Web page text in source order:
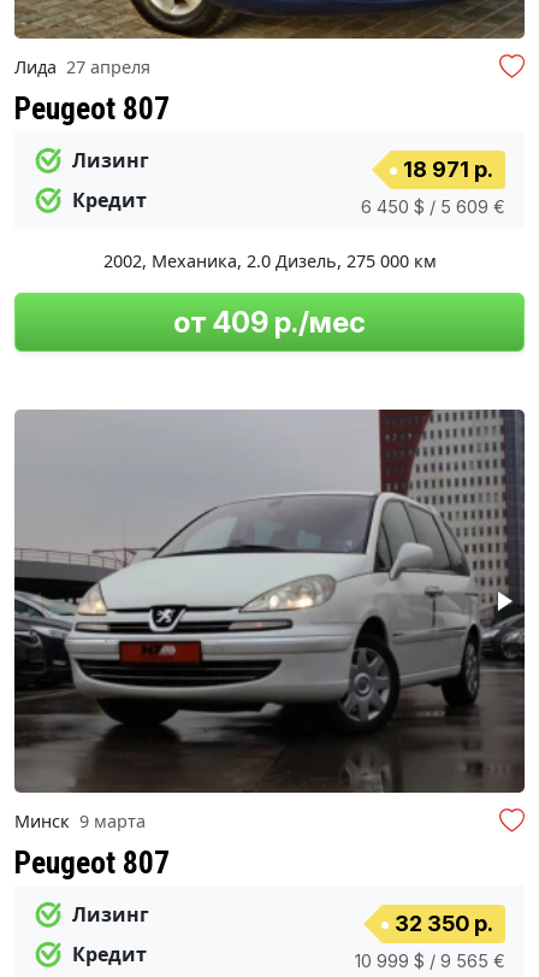
Лида 27 апреля
Peugeot 807
Лизинг
Кредит
18 971 р.
6 450 $ / 5 609 €
2002, Механика, 2.0 Дизель, 275 000 км
от 409 р./мес
Минск 9 марта
Peugeot 807
Лизинг
Кредит
32 350 р.
10 999 $ / 9 565 €